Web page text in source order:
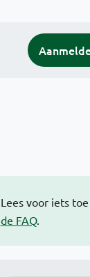
Lees voor iets
de FAQ.